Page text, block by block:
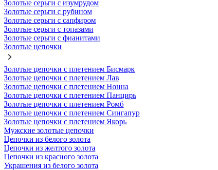
Золотые серьги с изумрудом
Золотые серьги с рубином
Золотые серьги с сапфиром
Золотые серьги с топазами
Золотые серьги с фианитами
Золотые цепочки
Золотые цепочки с плетением Бисмарк
Золотые цепочки с плетением Лав
Золотые цепочки с плетением Нонна
Золотые цепочки с плетением Панцирь
Золотые цепочки с плетением Ромб
Золотые цепочки с плетением Сингапур
Золотые цепочки с плетением Якорь
Мужские золотые цепочки
Цепочки из белого золота
Цепочки из желтого золота
Цепочки из красного золота
Украшения из белого золота